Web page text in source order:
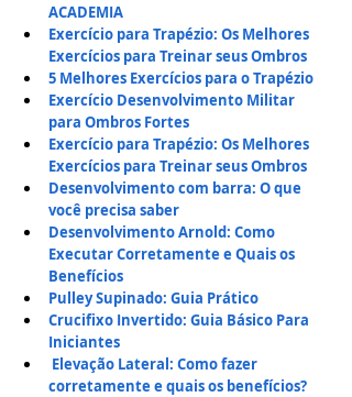
ACADEMIA
Exercício para Trapézio: Os Melhores
Exercícios para Treinar seus Ombros
5 Melhores Exercícios para o Trapézio
Exercício Desenvolvimento Militar
para Ombros Fortes
Exercício para Trapézio: Os Melhores
Exercícios para Treinar seus Ombros
Desenvolvimento com barra: O que
você precisa saber
Desenvolvimento Arnold: Como
Executar Corretamente e Quais os
Benefícios
Pulley Supinado: Guia Prático
Crucifixo Invertido: Guia Básico Para
Iniciantes
Elevação Lateral: Como fazer
corretamente e quais os benefícios?